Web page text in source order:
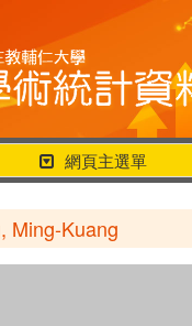
行
動
選
單
網頁主選單
Ming-Kuang